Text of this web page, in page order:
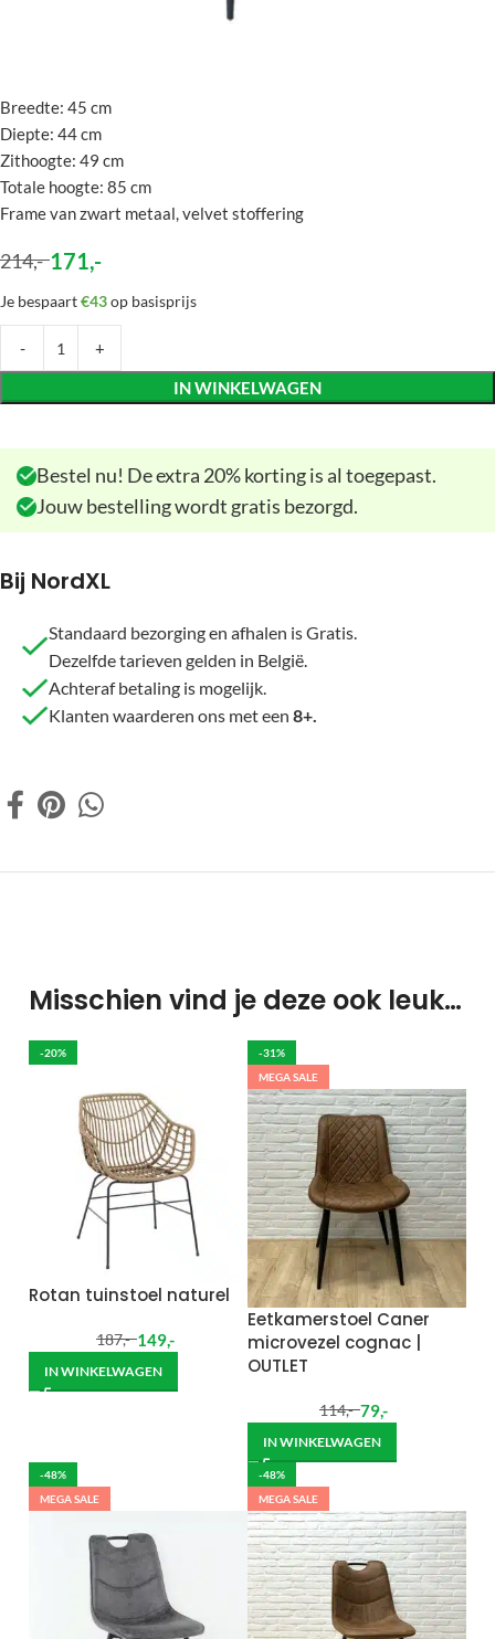
Breedte: 45 cm
Diepte: 44 cm
Zithoogte: 49 cm
Totale hoogte: 85 cm
Frame van zwart metaal, velvet stoffering
214,- 171,-
Je bespaart€43op basisprijs
IN WINKELWAGEN
Bestel nu! De extra 20% korting is al toegepast.
Jouw bestelling wordt gratis bezorgd.
Bij NordXL
Standaard bezorging en afhalen is Gratis.
Dezelfde tarieven gelden in België.
Achteraf betaling is mogelijk.
Klanten waarderen ons met een 8+.
Misschien vind je deze ook leuk…
-20%
Rotan tuinstoel naturel
187,- 149,-
IN WINKELWAGEN
-31%
MEGA SALE
Eetkamerstoel Caner
microvezel cognac |
OUTLET
114,- 79,-
IN WINKELWAGEN
-48%
MEGA SALE
-48%
MEGA SALE